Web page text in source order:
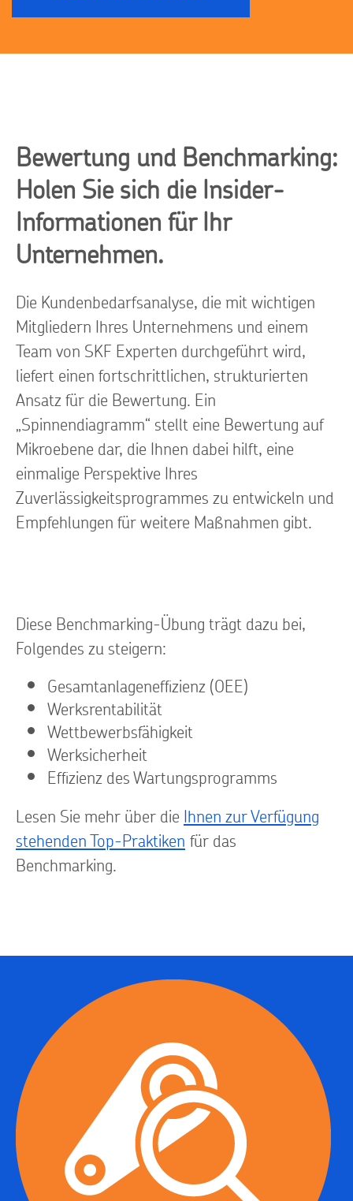
Bewertung und Benchmarking:
Holen Sie sich die Insider-
Informationen für Ihr
Unternehmen.
Die Kundenbedarfsanalyse, die mit wichtigen
Mitgliedern Ihres Unternehmens und einem
Team von SKF Experten durchgeführt wird,
liefert einen fortschrittlichen, strukturierten
Ansatz für die Bewertung. Ein
„Spinnendiagramm“ stellt eine Bewertung auf
Mikroebene dar, die Ihnen dabei hilft, eine
einmalige Perspektive Ihres
Zuverlässigkeitsprogrammes zu entwickeln und
Empfehlungen für weitere Maßnahmen gibt.
Diese Benchmarking-Übung trägt dazu bei,
Folgendes zu steigern:
Gesamtanlageneffizienz (OEE)
Werksrentabilität
Wettbewerbsfähigkeit
Werksicherheit
Effizienz des Wartungsprogramms
Lesen Sie mehr über die Ihnen zur Verfügung
stehenden Top-Praktiken für das
Benchmarking.